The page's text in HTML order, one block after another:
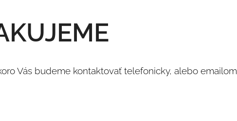
Vás budeme kontaktovať telefonicky, alebo emailom